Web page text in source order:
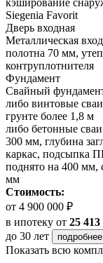
Siegenia Favorit
Дверь входная
Металлическая
полотна 70 мм,
контруплотнителя
Фундамент
Свайный
либо винтовые
грунте более 1,8 м
либо бетонные
300 мм, глубина
каркас, подсыпка
поднято на 400 мм,
мм
Стоимость:
от 4 900 000 ₽
в ипотеку от 25
до 30 лет
подробнее
Показать всю